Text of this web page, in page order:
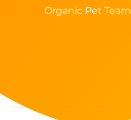
Organic Pet Team